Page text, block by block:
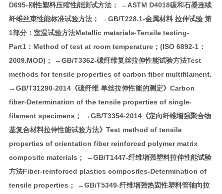
D695-刚性塑料压缩性能测试方法； →ASTM D4018碳和石墨连续
纤维丝束性能标准试验方法； →GB/T228.1-金属材料 拉伸试验 第
1部分：室温试验方法Metallic materials-Tensile testing-
Part1：Method of test at room temperature；(ISO 6892-1：
2009.MOD)； →GB/T3362-碳纤维复丝拉伸性能试验方法Test
methods for tensile properties of carbon fiber multifilament.
→GB/T31290-2014《碳纤维 单丝拉伸性能的测定》Carbon
fiber-Determination of the tensile properties of single-
filament specimens； →GB/T3354-2014《定向纤维增强聚合物
基复合材料拉伸性能试验方法》Test method of tensile
properties of orientation fiber reinforced polymer matrix
composite materials； →GB/T1447-纤维增强塑料拉伸性能试验
方法Fiber-reinforced plastics composites-Determination of
tensile properties； →GB/T5349-纤维增强热固性塑料管轴向拉